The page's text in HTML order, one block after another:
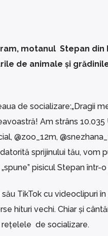
motanul Stepan din
de animale și
de socializare:„Dragii
Am strâns 10.035
@zoo_12m,
sprijinului tău, vom
pisicul Stepan într-
TikTok cu videoclipuri
hituri vechi. Chiar și
rețelele de socializare.